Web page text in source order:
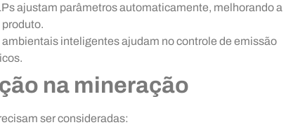
ajustam parâmetros automaticamente, melhorando a
ambientais inteligentes ajudam no controle de emissão
na mineração
ser consideradas: